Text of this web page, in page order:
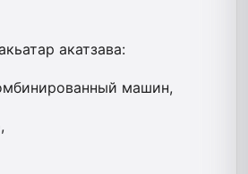
акатзава:
машин,